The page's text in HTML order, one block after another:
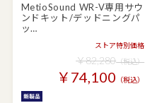
MetioSound WR-V専用サウ
ンドキット/デッドニングパ
ッ…
ストア特別価格
￥82,280（税込）
￥74,100 （税込）